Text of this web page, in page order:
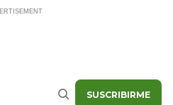
Buscar SUSCRIBIRME